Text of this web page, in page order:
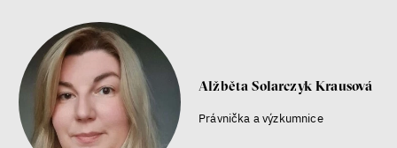
Jsem radikál – Kdo je víc?
Miloš Gregor
Alžběta Solarczyk Krausová
Právnička a výzkumnice